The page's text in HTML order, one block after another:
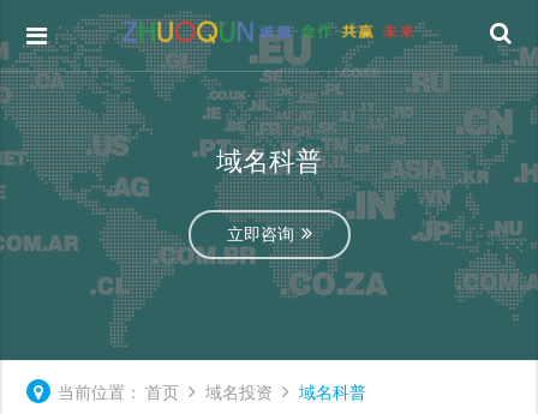
域名科普
立即咨询
当前位置： 首页 域名投资 域名科普